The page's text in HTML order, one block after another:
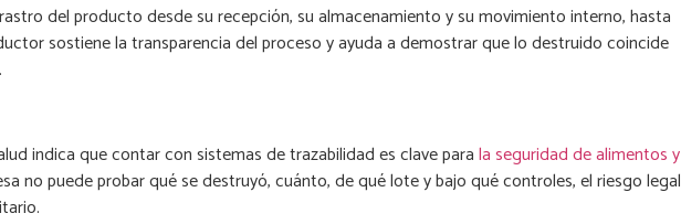
del producto desde su recepción, su almacenamiento y su movimiento interno, hasta
sostiene la transparencia del proceso y ayuda a demostrar que lo destruido coincide
indica que contar con sistemas de trazabilidad es clave parala seguridad de alimentos y
no puede probar qué se destruyó, cuánto, de qué lote y bajo qué controles, el riesgo legal